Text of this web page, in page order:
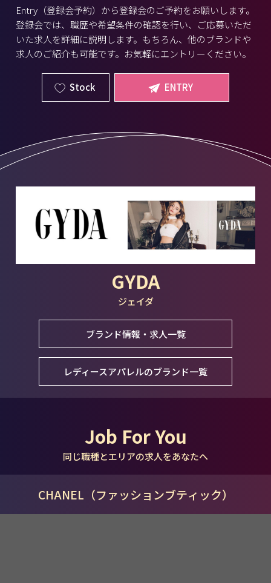
Entry（登録会予約）から登録会のご予約をお願いします。
登録会では、職歴や希望条件の確認を行い、ご応募いただ
いた求人を詳細に説明します。もちろん、他のブランドや
求人のご紹介も可能です。お気軽にエントリーください。
Stock ENTRY
GYDA
ジェイダ
ブランド情報・求人一覧
レディースアパレルのブランド一覧
Job For You
同じ職種とエリアの求人をあなたへ
CHANEL（ファッションブティック）